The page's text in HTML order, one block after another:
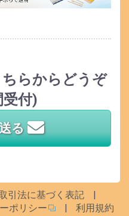
らからどうぞ
付)
る
引法に基づく表記
ポリシー 利用規約